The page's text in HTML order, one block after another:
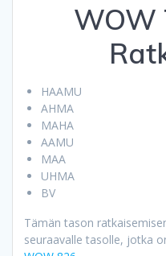
WOW
HAAMU
AHMA
MAHA
AAMU
MAA
UHMA
BV
Tämän tason
seuraavalle tasolle, jotka